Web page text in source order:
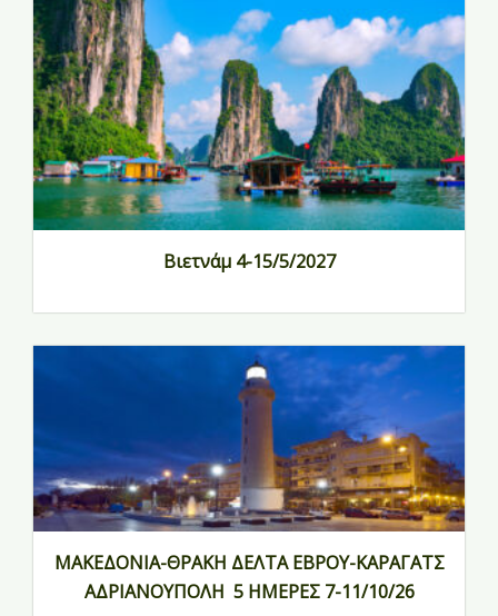
Βιετνάμ 4-15/5/2027
ΜΑΚΕΔΟΝΙΑ-ΘΡΑΚΗ ΔΕΛΤΑ ΕΒΡΟΥ-ΚΑΡΑΓΑΤΣ
ΑΔΡΙΑΝΟΥΠΟΛΗ 5 ΗΜΕΡΕΣ 7-11/10/26